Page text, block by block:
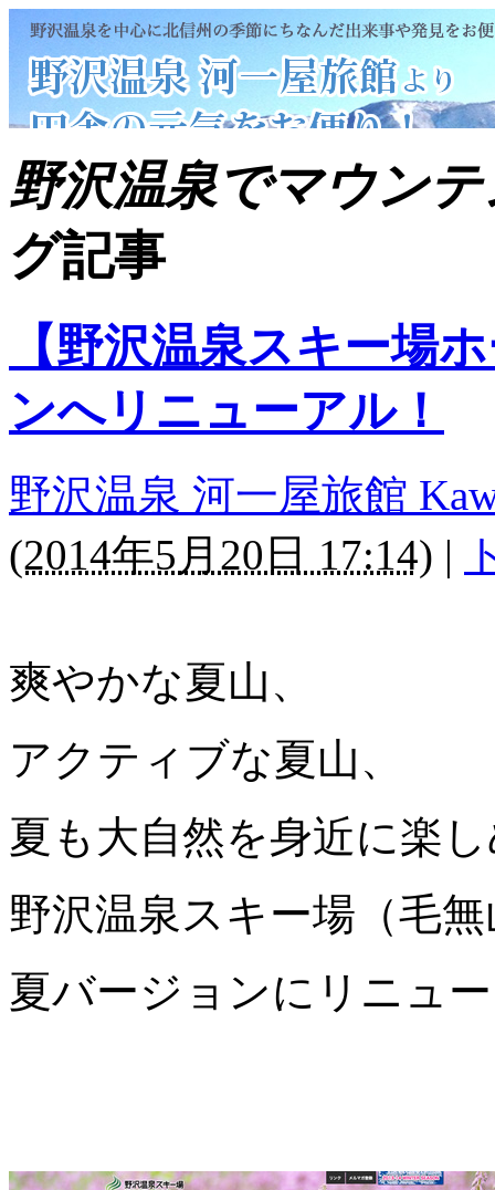
野沢温泉でマウン
グ記事
【野沢温泉スキー場
ンへリニューアル！
野沢温泉 河一屋旅館
(2014年5月20日 17:14) |
爽やかな夏山、
アクティブな夏山、
夏も大自然を身近に楽
野沢温泉スキー場（毛
夏バージョンにリニュ